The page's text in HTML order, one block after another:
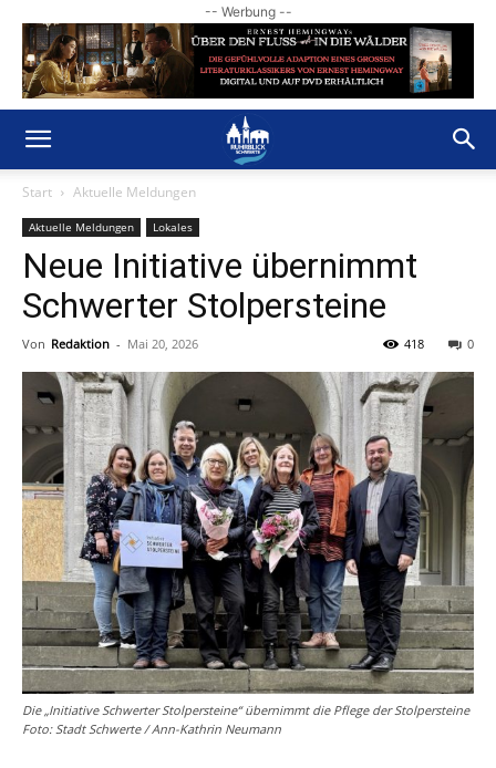
-- Werbung --
Start Aktuelle Meldungen
Aktuelle Meldungen Lokales
Neue Initiative übernimmt
Schwerter Stolpersteine
Von Redaktion - Mai 20, 2026 0
418
Die „Initiative Schwerter Stolpersteine“ übernimmt die Pflege der Stolpersteine
Foto: Stadt Schwerte / Ann-Kathrin Neumann